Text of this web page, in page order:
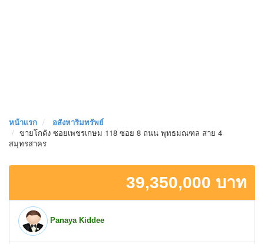
หน้าเเรก
อสังหาริมทรัพย์
ขายโกดัง ซอยเพชรเกษม 118 ซอย 8 ถนน พุทธมณฑล สาย 4
สมุทรสาคร
39,350,000 บาท
Panaya Kiddee